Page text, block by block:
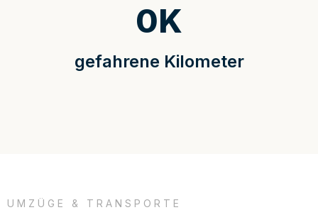
gefahrene Kilometer
0K
UMZÜGE & TRANSPORTE